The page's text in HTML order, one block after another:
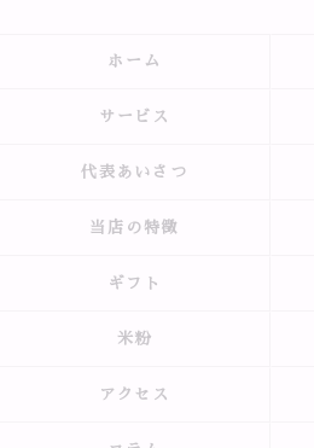
ホーム
サービス
代表あいさつ
当店の特徴
ギフト
米粉
アクセス